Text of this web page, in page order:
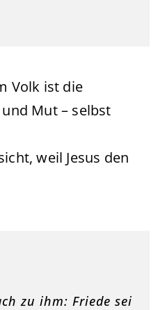
Volk ist die
Mut – selbst
weil Jesus den
zu ihm: Friede sei